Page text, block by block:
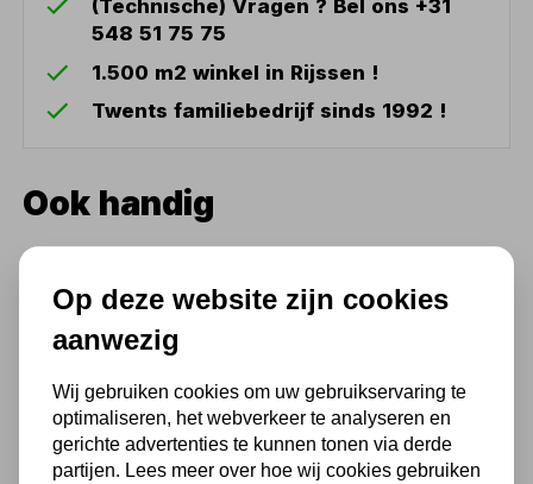
(Technische) Vragen ? Bel ons +31
548 51 75 75
1.500 m2 winkel in Rijssen !
Twents familiebedrijf sinds 1992 !
Ook handig
1950 m³/u
1.750,00 excl. BTW
Op deze website zijn cookies
aanwezig
Wij gebruiken cookies om uw gebruikservaring te
optimaliseren, het webverkeer te analyseren en
gerichte advertenties te kunnen tonen via derde
partijen. Lees meer over hoe wij cookies gebruiken